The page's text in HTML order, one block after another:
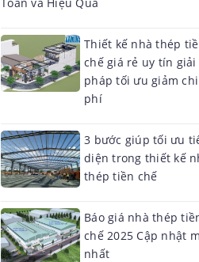
Thiết kế nhà thép
chế giá rẻ uy tín giải
pháp tối ưu giảm chi
phí
3 bước giúp tối ưu
diện trong thiết kế
thép tiền chế
Báo giá nhà thép
chế 2025 Cập nhật
nhất